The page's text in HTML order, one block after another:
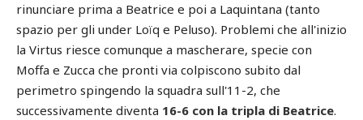
rinunciare prima a Beatrice e poi a Laquintana (tanto
spazio per gli under Loïq e Peluso). Problemi che all'inizio
la Virtus riesce comunque a mascherare, specie con
Moffa e Zucca che pronti via colpiscono subito dal
perimetro spingendo la squadra sull'11-2, che
successivamente diventa 16-6 con la tripla di Beatrice.